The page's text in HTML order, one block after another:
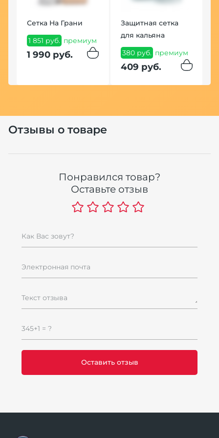
Сетка На Грани
1 851 руб. премиум
1 990 руб.
Защитная сетка
для кальяна
380 руб. премиум
409 руб.
Отзывы о товаре
Понравился товар?
Оставьте отзыв
Как Вас зовут?
Электронная почта
Текст отзыва
345+1 = ?